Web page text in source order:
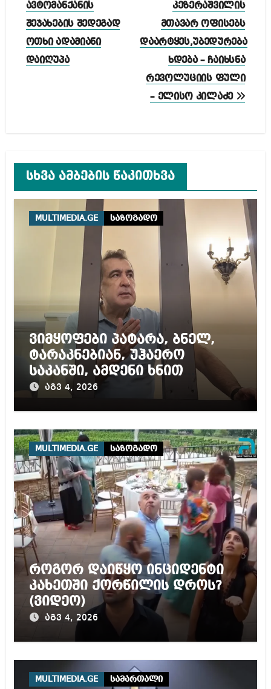
ავტომანქანის
შეჯახების შედეგად
ოთხი ადამიანი
დაიღუპა
კეზერაშვილის
მთავარ ოფისებს
დაარტყეს,უბედურება
ხდება – ჩაიხსნა
რევოლუციის ფული
– ელისო კილაძე
სხვა ამბების წაკითხვა
MULTIMEDIA.GE საზოგადო
ვიმყოფები პატარა, ბნელ,
ტარაკნებიან, უჰაერო
საკანში, ამდენი ხნით
სამარტოო საკანში
მოთავსება, საერთაშორისო
წამებას და არაადამიანურ
მოპყრობას – სააკაშვილი
აგვ 4, 2026
MULTIMEDIA.GE საზოგადო
როგორ დაიწყო ინციდენტი
კახეთში ქორწილის დროს?
(ვიდეო)
აგვ 4, 2026
MULTIMEDIA.GE სამართალი